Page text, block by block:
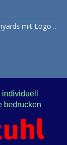
mit Logo ..
bedrucken